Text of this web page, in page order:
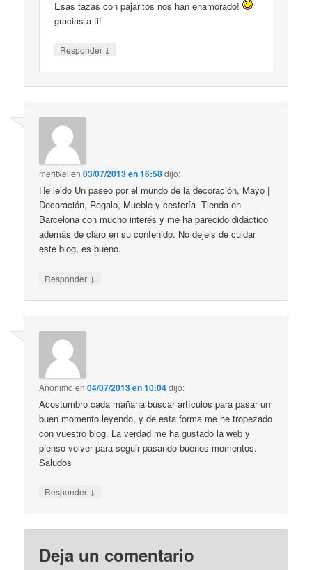
Esas tazas con pajaritos nos han enamorado!
gracias a ti!
Responder ↓
meritxel en03/07/2013 en 16:58dijo:
He leido Un paseo por el mundo de la decoración, Mayo |
Decoración, Regalo, Mueble y cestería- Tienda en
Barcelona con mucho interés y me ha parecido didáctico
además de claro en su contenido. No dejeis de cuidar
este blog, es bueno.
Responder ↓
Anonimo en04/07/2013 en 10:04dijo:
Acostumbro cada mañana buscar artículos para pasar un
buen momento leyendo, y de esta forma me he tropezado
con vuestro blog. La verdad me ha gustado la web y
pienso volver para seguir pasando buenos momentos.
Saludos
Responder ↓
Deja un comentario